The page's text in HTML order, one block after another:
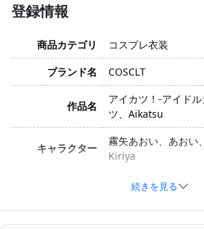
登録情報
商品カテゴリ
コスプレ衣装
ブランド名
COSCLT
作品名
アイカツ！-アイド
ツ、Aikatsu
キャラクター
霧矢あおい、あおい
Kiriya
天の川コズミックコ
サイズ
オーダーメイド
続きを見る